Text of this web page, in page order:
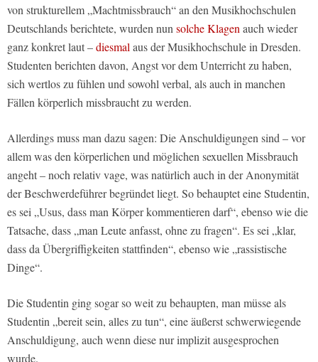
von strukturellem „Machtmissbrauch“ an den Musikhochschulen
Deutschlands berichtete, wurden nun solche Klagen auch wieder
ganz konkret laut –diesmal aus der Musikhochschule in Dresden.
Studenten berichten davon, Angst vor dem Unterricht zu haben,
sich wertlos zu fühlen und sowohl verbal, als auch in manchen
Fällen körperlich missbraucht zu werden.
Allerdings muss man dazu sagen: Die Anschuldigungen sind – vor
allem was den körperlichen und möglichen sexuellen Missbrauch
angeht – noch relativ vage, was natürlich auch in der Anonymität
der Beschwerdeführer begründet liegt. So behauptet eine Studentin,
es sei „Usus, dass man Körper kommentieren darf“, ebenso wie die
Tatsache, dass „man Leute anfasst, ohne zu fragen“. Es sei „klar,
dass da Übergriffigkeiten stattfinden“, ebenso wie „rassistische
Dinge“.
Die Studentin ging sogar so weit zu behaupten, man müsse als
Studentin „bereit sein, alles zu tun“, eine äußerst schwerwiegende
Anschuldigung, auch wenn diese nur implizit ausgesprochen
wurde.